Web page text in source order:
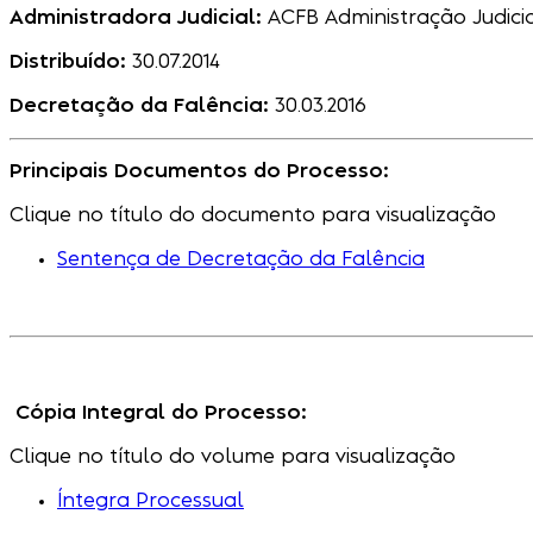
Administradora Judicial: ACFB Administração
Distribuído: 30.07.2014
Decretação da Falência: 30.03.2016
Principais Documentos do Processo:
Clique no título do documento para visualização
Sentença de Decretação da Falência
Cópia Integral do Processo:
Clique no título do volume para visualização
Íntegra Processual